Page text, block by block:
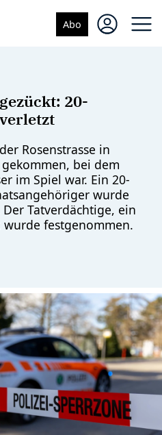
Abo
20-
Rosenstrasse in
bei dem
im Spiel war. Ein 20-
wurde
Tatverdächtige, ein
wurde festgenommen.